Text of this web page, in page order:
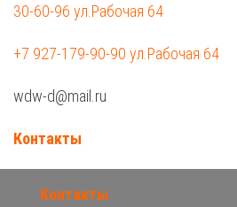
30-60-96 ул.Рабочая 64
+7 927-179-90-90 ул.Рабочая 64
wdw-d@mail.ru
Контакты
Контакты